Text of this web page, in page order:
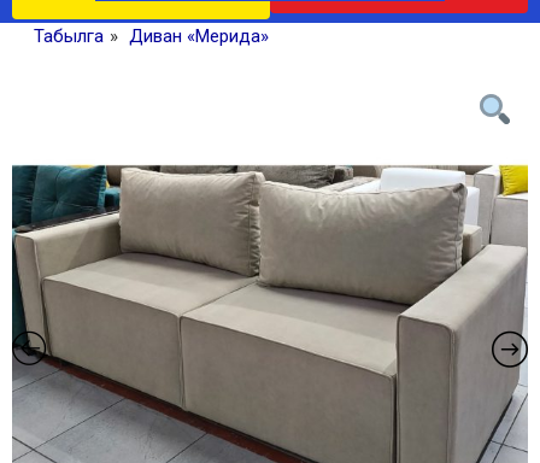
Табылга » Диван «Мерида»